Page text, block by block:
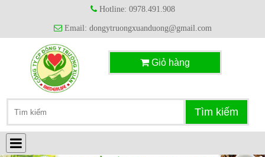
Hotline: 0978.491.908
Email: dongytruongxuanduong@gmail.com
Giỏ hàng